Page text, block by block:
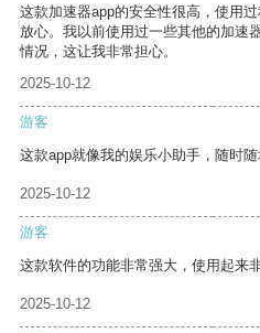
这款加速器app的安全性很高，使用
放心。我以前使用过一些其他的加速
情况，这让我非常担心。
2025-10-12
游客
这款app就像我的娱乐小助手，随时随
2025-10-12
游客
这款软件的功能非常强大，使用起来
2025-10-12